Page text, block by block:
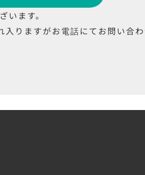
います。
りますがお電話にてお問い合